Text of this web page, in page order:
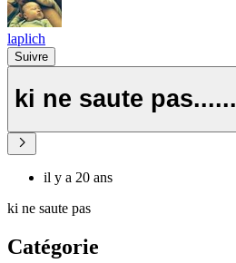
laplich
Suivre
ki ne saute pas......
il y a 20 ans
ki ne saute pas
Catégorie